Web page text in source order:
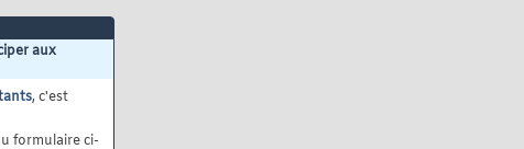
aux
, c'est
formulaire ci-